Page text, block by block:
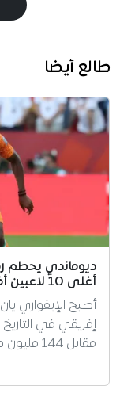
طالع أيضا
ديوماندي يحطم
أغلى 10 لاعبين أفارقة في التاريخ
أصبح الإيفواري
إفريقي في التاريخ
مقابل 144 مليون دولار، مع وجود…